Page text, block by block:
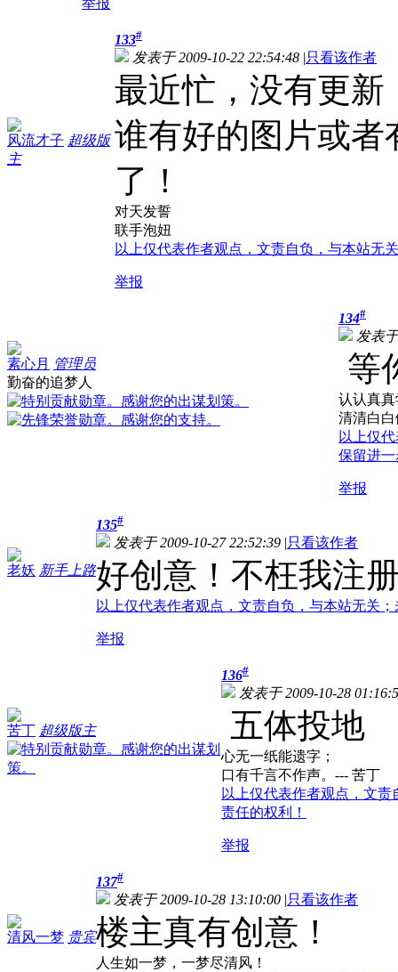
举报
风流才子 超级版
主
133#
发表于 2009-10-22 22:54:48 |只看该作者
最近忙，没有更新
谁有好的图片或者
了！
对天发誓
联手泡妞
以上仅代表作者观点，文责自负，与本站无
举报
素心月 管理员
勤奋的追梦人
134#
发表
等
认认真
清清白
以上仅
保留进
举报
老妖 新手上路
135#
发表于 2009-10-27 22:52:39 |只看该作者
好创意！不枉我注
以上仅代表作者观点，文责自负，与本站无关
举报
苦丁 超级版主
136#
发表于 2009-10-28
五体投地
心无一纸能遗字；
口有千言不作声。--- 苦丁
以上仅代表作者观点，文
责任的权利！
举报
清风一梦 贵宾
137#
发表于 2009-10-28 13:10:00 |只看该作者
楼主真有创意！
人生如一梦，一梦尽清风！